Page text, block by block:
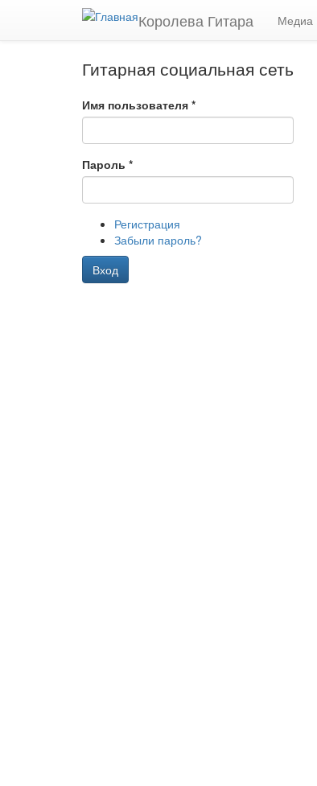
Перейти к основному содержанию
Королева Гитара Медиа
Гитарная социальная сеть
Имя пользователя *
Пароль *
Регистрация
Забыли пароль?
Вход